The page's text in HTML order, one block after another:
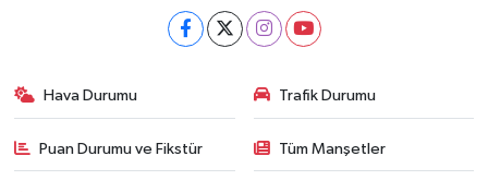
Hava Durumu Trafik Durumu
Puan Durumu ve Fikstür Tüm Manşetler